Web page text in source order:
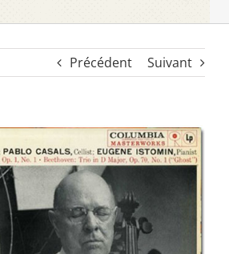
Précédent Suivant